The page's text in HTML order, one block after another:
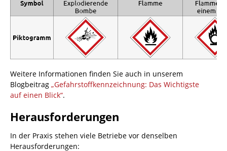
Weitere Informationen finden Sie auch in unserem
Blogbeitrag „Gefahrstoffkennzeichnung: Das Wichtigste
auf einen Blick“.
Herausforderungen
In der Praxis stehen viele Betriebe vor denselben
Herausforderungen: